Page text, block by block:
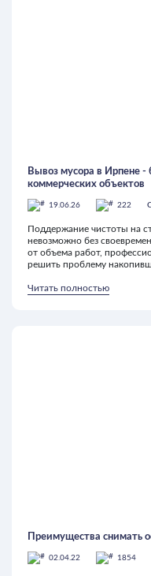
Вывоз мусора в Ирпене
коммерческих объектов
19.06.26 222
Поддержание чистоты на
невозможно без
от объема работ,
решить проблему
Читать полностью
Преимущества снимать
02.04.22 1854